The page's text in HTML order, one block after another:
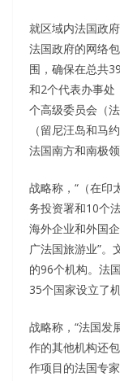
就区域内法国政
法国政府的网络
围，确保在总共
和2个代表办事处
个高级委员会（
（留尼汪岛和马
法国南方和南极
战略称，“（在印
务投资署和10个
海外企业和外国
广法国旅游业”。
的96个机构。法
35个国家设立了机
战略称，“法国发
作的其他机构还
作项目的法国专